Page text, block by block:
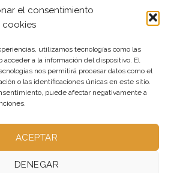
el consentimiento
cookies
utilizamos tecnologías como las
acceder a la información del dispositivo. El
nos permitirá procesar datos como el
o las identificaciones únicas en este sitio.
puede afectar negativamente a
ACEPTAR
DENEGAR